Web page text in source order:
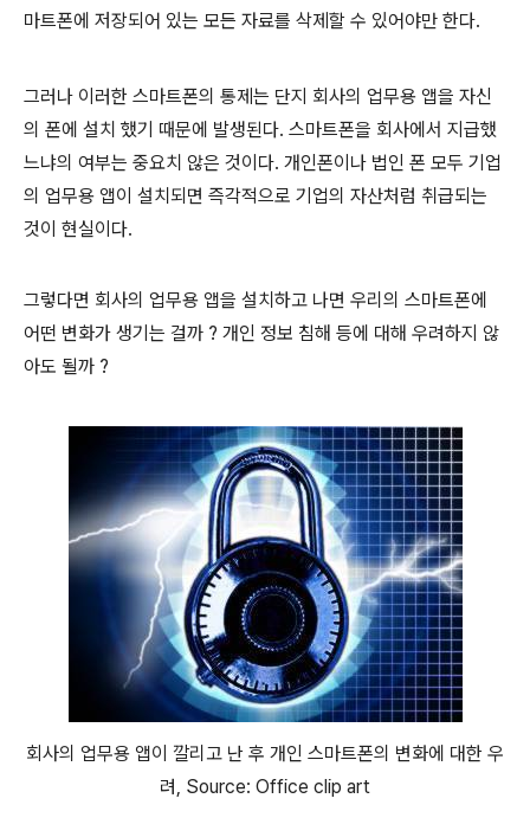
마트폰에 저장되어 있는 모든 자료를 삭제할 수 있어야만 한다.
그러나 이러한 스마트폰의 통제는 단지 회사의 업무용 앱을 자신
의 폰에 설치 했기 때문에 발생된다. 스마트폰을 회사에서 지급했
느냐의 여부는 중요치 않은 것이다. 개인폰이나 법인 폰 모두 기업
의 업무용 앱이 설치되면 즉각적으로 기업의 자산처럼 취급되는
것이 현실이다.
그렇다면 회사의 업무용 앱을 설치하고 나면 우리의 스마트폰에
어떤 변화가 생기는 걸까 ? 개인 정보 침해 등에 대해 우려하지 않
아도 될까 ?
회사의 업무용 앱이 깔리고 난 후 개인 스마트폰의 변화에 대한 우
려, Source: Office clip art